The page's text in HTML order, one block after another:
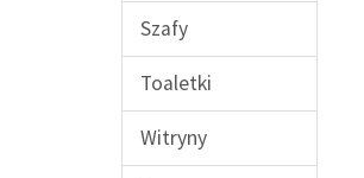
Szafy
Toaletki
Witryny